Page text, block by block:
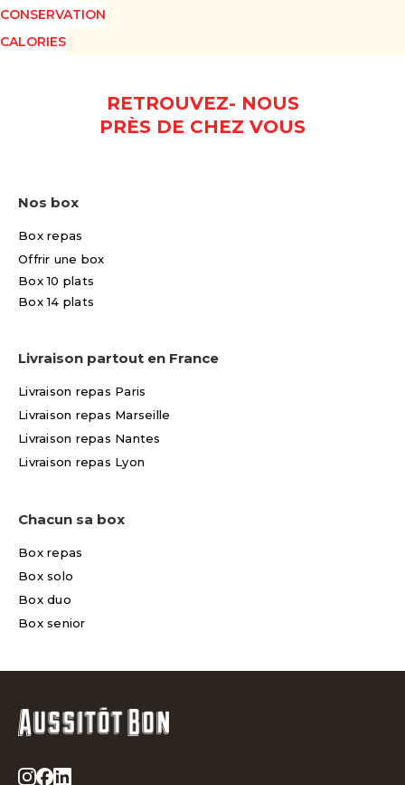
CONSERVATION
CALORIES
RETROUVEZ- NOUS
PRÈS DE CHEZ VOUS
Nos box
Box repas
Offrir une box
Box 10 plats
Box 14 plats
Livraison partout en France
Livraison repas Paris
Livraison repas Marseille
Livraison repas Nantes
Livraison repas Lyon
Chacun sa box
Box repas
Box solo
Box duo
Box senior